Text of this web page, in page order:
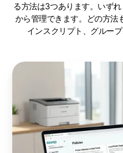
る方法は3つあります。いず
から管理できます。どの方法
インスクリプト、グルー
管
ポ
ー
タ